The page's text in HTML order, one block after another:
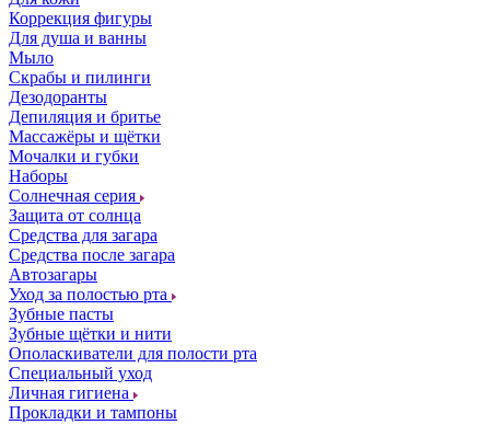
Коррекция фигуры
Для душа и ванны
Мыло
Скрабы и пилинги
Дезодоранты
Депиляция и бритье
Массажёры и щётки
Мочалки и губки
Наборы
Солнечная серия
Защита от солнца
Средства для загара
Средства после загара
Автозагары
Уход за полостью рта
Зубные пасты
Зубные щётки и нити
Ополаскиватели для полости рта
Специальный уход
Личная гигиена
Прокладки и тампоны